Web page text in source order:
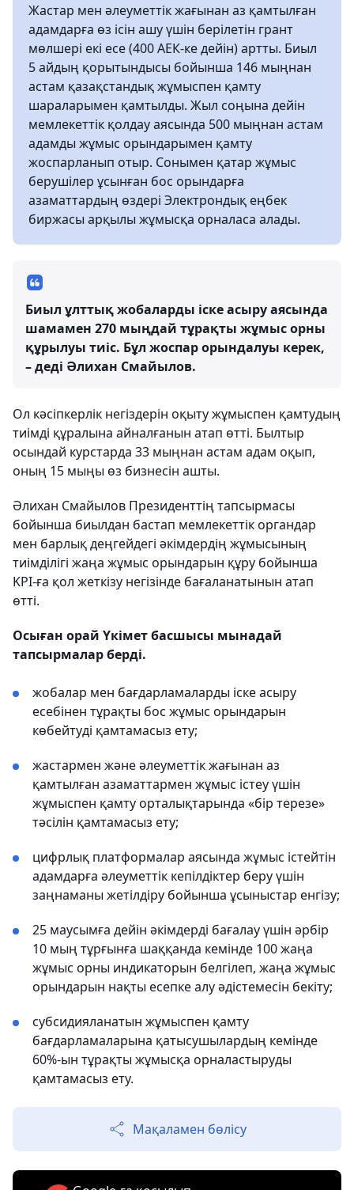
Жастар мен әлеуметтік жағынан аз қамтылған
адамдарға өз ісін ашу үшін берілетін грант
мөлшері екі есе (400 АЕК-ке дейін) артты. Биыл
5 айдың қорытындысы бойынша 146 мыңнан
астам қазақстандық жұмыспен қамту
шараларымен қамтылды. Жыл соңына дейін
мемлекеттік қолдау аясында 500 мыңнан астам
адамды жұмыс орындарымен қамту
жоспарланып отыр. Сонымен қатар жұмыс
берушілер ұсынған бос орындарға
азаматтардың өздері Электрондық еңбек
биржасы арқылы жұмысқа орналаса алады.
Биыл ұлттық жобаларды іске асыру аясында
шамамен 270 мыңдай тұрақты жұмыс орны
құрылуы тиіс. Бұл жоспар орындалуы керек,
– деді Әлихан Смайылов.
Ол кәсіпкерлік негіздерін оқыту жұмыспен қамтудың
тиімді құралына айналғанын атап өтті. Былтыр
осындай курстарда 33 мыңнан астам адам оқып,
оның 15 мыңы өз бизнесін ашты.
Әлихан Смайылов Президенттің тапсырмасы
бойынша биылдан бастап мемлекеттік органдар
мен барлық деңгейдегі әкімдердің жұмысының
тиімділігі жаңа жұмыс орындарын құру бойынша
KPI-ға қол жеткізу негізінде бағаланатынын атап
өтті.
Осыған орай Үкімет басшысы мынадай
тапсырмалар берді.
жобалар мен бағдарламаларды іске асыру
есебінен тұрақты бос жұмыс орындарын
көбейтуді қамтамасыз ету;
жастармен және әлеуметтік жағынан аз
қамтылған азаматтармен жұмыс істеу үшін
жұмыспен қамту орталықтарында «бір терезе»
тәсілін қамтамасыз ету;
цифрлық платформалар аясында жұмыс істейтін
адамдарға әлеуметтік кепілдіктер беру үшін
заңнаманы жетілдіру бойынша ұсыныстар енгізу;
25 маусымға дейін әкімдерді бағалау үшін әрбір
10 мың тұрғынға шаққанда кемінде 100 жаңа
жұмыс орны индикаторын белгілеп, жаңа жұмыс
орындарын нақты есепке алу әдістемесін бекіту;
субсидияланатын жұмыспен қамту
бағдарламаларына қатысушылардың кемінде
60%-ын тұрақты жұмысқа орналастыруды
қамтамасыз ету.
Мақаламен бөлісу